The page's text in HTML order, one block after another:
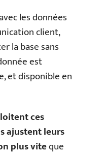
les données
client,
la base sans
est
et disponible en
ces
ajustent leurs
plus viteque